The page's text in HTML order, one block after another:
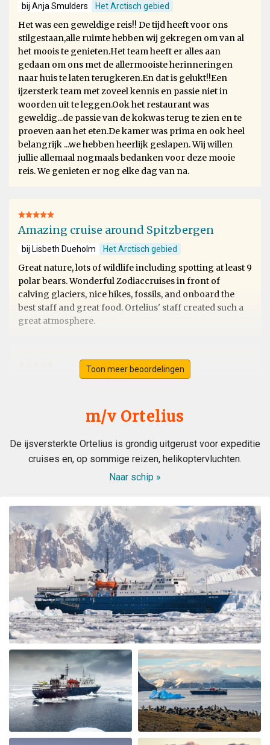
bij Anja Smulders Het Arctisch gebied
Het was een geweldige reis!! De tijd heeft voor ons
stilgestaan,alle ruimte hebben wij gekregen om van al
het moois te genieten.Het team heeft er alles aan
gedaan om ons met de allermooiste herinneringen
naar huis te laten terugkeren.En dat is gelukt!!Een
ijzersterk team met zoveel kennis en passie niet in
woorden uit te leggen.Ook het restaurant was
geweldig...de passie van de kokwas terug te zien en te
proeven aan het eten.De kamer was prima en ook heel
belangrijk ...we hebben heerlijk geslapen. Wij willen
jullie allemaal nogmaals bedanken voor deze mooie
reis. We genieten er nog elke dag van na.
Amazing cruise around Spitzbergen
bij Lisbeth Dueholm Het Arctisch gebied
Great nature, lots of wildlife including spotting at least 9
polar bears. Wonderful Zodiaccruises in front of
calving glaciers, nice hikes, fossils, and onboard the
best staff and great food. Ortelius' staff created such a
great atmosphere.
crew. A wonderful magical landdcape. Very interesting
recaps and lots of great appreciated informations from
the experts. All in all the best trip in my lifetime. Thank
Wonderful landscape
bij Cornelia Kolar Het Arctisch gebied
The animal and landscape sceneries we're great nur the
chinese guests being noisy and chaotic was very
disappointing, annoying and shocking to me.they
didn't respect nature and I hardly could enjoy the
silence of the Arctic as advertised. The food and crew
was adorable.
Toon meer beoordelingen
m/v Ortelius
De ijsversterkte Ortelius is grondig uitgerust voor expeditie
cruises en, op sommige reizen, helikoptervluchten.
Naar schip »